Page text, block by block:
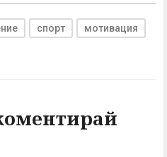
спорт мотивация